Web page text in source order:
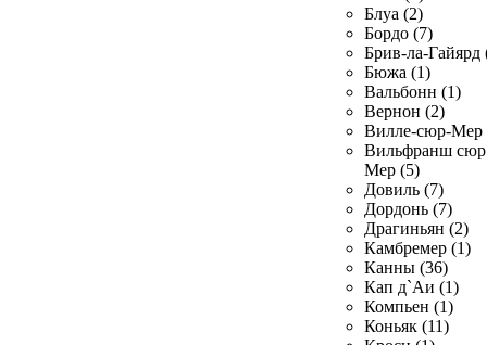
Блуа (2)
Бордо (7)
Брив-ла-Гайярд
Бюжа (1)
Вальбонн (1)
Вернон (2)
Вилле-сюр-Мер
Вильфранш сюр
Мер (5)
Довиль (7)
Дордонь (7)
Драгиньян (2)
Камбремер (1)
Канны (36)
Кап д`Аи (1)
Компьен (1)
Коньяк (11)